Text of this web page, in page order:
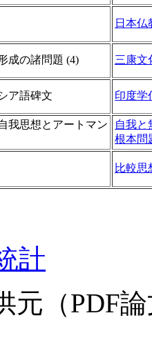
日本仏
成の諸問題 (4) 三康文
ア語碑文 印度学
我思想とアートマン
自我
根本問
比較思
計
元（PDF